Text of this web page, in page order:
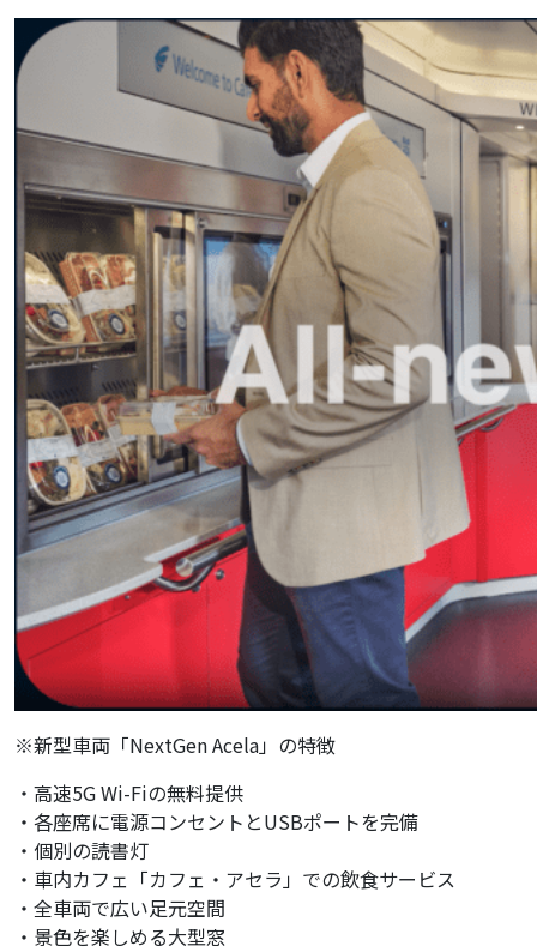
※新型車両「NextGen Acela」の特徴
・高速5G Wi-Fiの無料提供
・各座席に電源コンセントとUSBポートを完備
・個別の読書灯
・車内カフェ「カフェ・アセラ」での飲食サービス
・全車両で広い足元空間
・景色を楽しめる大型窓